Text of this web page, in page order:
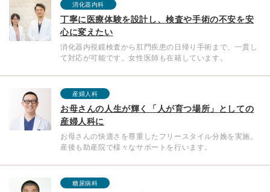
消化器内科
丁寧に医療体験を設計し、検査や手術の不安を安
心に変えたい
消化器内視鏡検査から肛門疾患の日帰り手術まで、一貫し
て対応が可能です。女性医師も在籍しています。
産婦人科
お母さんの人生が輝く「人が育つ場所」としての
産婦人科に
お母さんの快適さを尊重したフリースタイル分娩を実施。
産後も助産院で様々なサポートを行います。
糖尿病科